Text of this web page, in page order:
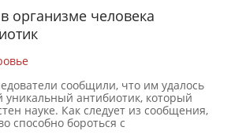
организме человека
сообщили, что им удалось
уникальный антибиотик, который
науке. Как следует из сообщения,
способно бороться с